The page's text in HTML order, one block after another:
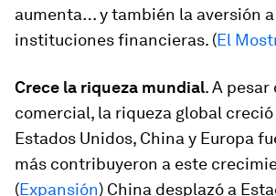
aumenta… y también la aversión
instituciones financieras. (El
Crece la riqueza mundial. A pesar
comercial, la riqueza global creció
Estados Unidos, China y Europa
más contribuyeron a este
(Expansión) China desplazó a